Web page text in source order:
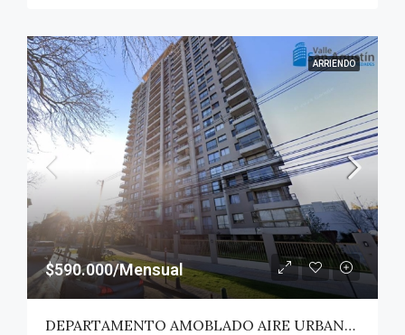
ARRIENDO
$590.000/Mensual
DEPARTAMENTO AMOBLADO AIRE URBANO (PAZ) – TALCA